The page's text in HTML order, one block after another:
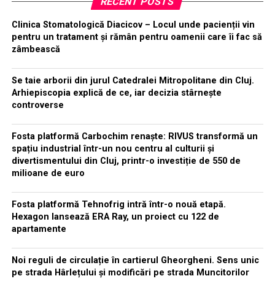
Clinica Stomatologică Diacicov – Locul unde pacienții vin
pentru un tratament și rămân pentru oamenii care îi fac să
zâmbească
Se taie arborii din jurul Catedralei Mitropolitane din Cluj.
Arhiepiscopia explică de ce, iar decizia stârnește
controverse
Fosta platformă Carbochim renaște: RIVUS transformă un
spațiu industrial într-un nou centru al culturii și
divertismentului din Cluj, printr-o investiție de 550 de
milioane de euro
Fosta platformă Tehnofrig intră într-o nouă etapă.
Hexagon lansează ERA Ray, un proiect cu 122 de
apartamente
Noi reguli de circulație în cartierul Gheorgheni. Sens unic
pe strada Hârlețului și modificări pe strada Muncitorilor